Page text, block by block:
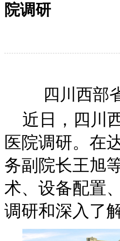
院调研
四川西部
近日，四川
医院调研。在
务副院长王旭
术、设备配置
调研和深入了解